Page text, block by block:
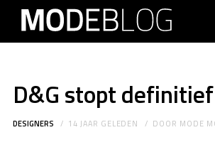
D&G stopt definitief
DESIGNERS 14 JAAR GELEDEN DOOR MODE